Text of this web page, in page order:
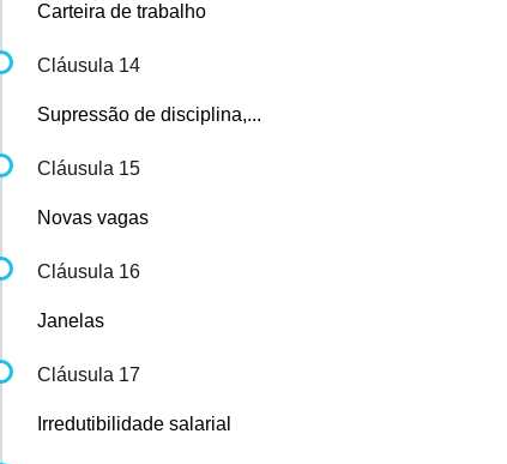
Carteira de trabalho
Cláusula 14
Supressão de disciplina,...
Cláusula 15
Novas vagas
Cláusula 16
Janelas
Cláusula 17
Irredutibilidade salarial